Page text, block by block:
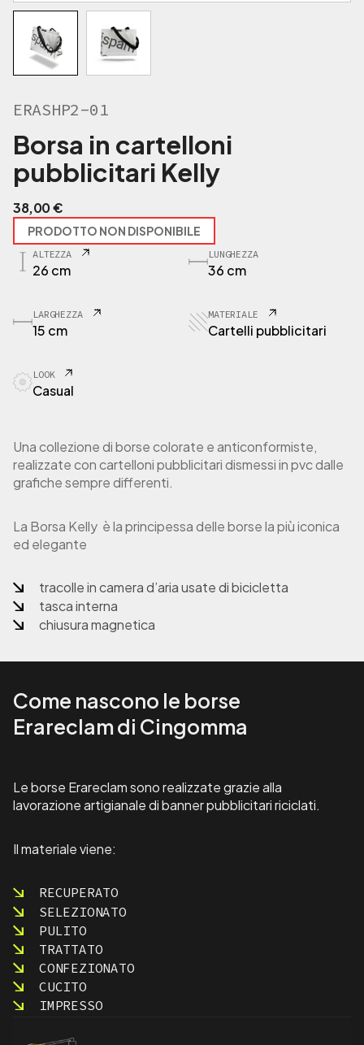
ERASHP2-01
Borsa in cartelloni
pubblicitari Kelly
38,00€
PRODOTTO NON DISPONIBILE
ALTEZZA
26 cm
LUNGHEZZA
36 cm
LARGHEZZA
15 cm
MATERIALE
Cartelli pubblicitari
LOOK
Casual
Una collezione di borse colorate e anticonformiste,
realizzate con cartelloni pubblicitari dismessi in pvc dalle
grafiche sempre differenti.
La Borsa Kelly è la principessa delle borse la più iconica
ed elegante
tracolle in camera d’aria usate di bicicletta
tasca interna
chiusura magnetica
Come nascono le borse
Erareclam di Cingomma
Le borse Erareclam sono realizzate grazie alla
lavorazione artigianale di banner pubblicitari riciclati.
Il materiale viene:
RECUPERATO
SELEZIONATO
PULITO
TRATTATO
CONFEZIONATO
CUCITO
IMPRESSO